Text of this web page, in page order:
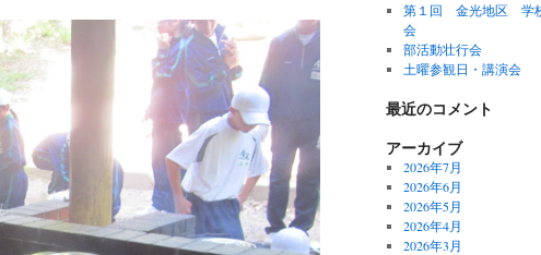
第１回 金光地区 学
会
部活動壮行会
土曜参観日・講演会
最近のコメント
アーカイブ
2026年7月
2026年6月
2026年5月
2026年4月
2026年3月